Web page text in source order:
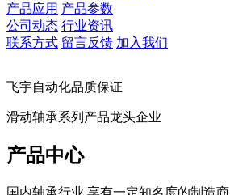
产品应用 产品参数
公司动态 行业资讯
联系方式 留言反馈 加入我们
飞宇自动化品质保证
滑动轴承系列产品龙头企业
产品中心
国内轴承行业 享有一定知名度的制造商